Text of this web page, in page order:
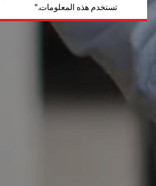
تستخدم هذه المعلومات."